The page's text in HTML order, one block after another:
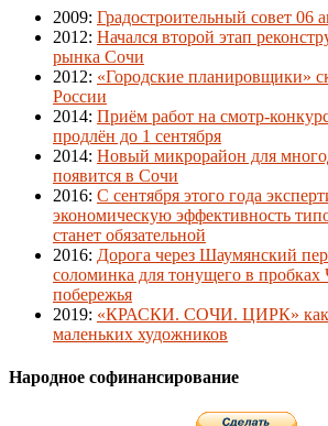
2009: Градостроительный совет 06
2012: Начался второй этап
рынка Сочи
2012: «Городские планировщики»
России
2014: Приём работ на смотр-
продлён до 1 сентября
2014: Новый микрорайон для
появится в Сочи
2016: С сентября этого года
экономическую эффективность
станет обязательной
2016: Дорога через Шаумянский
соломинка для тонущего в пробках
побережья
2019: «КРАСКИ. СОЧИ. ЦИРК» как
маленьких художников
Народное софинансирование